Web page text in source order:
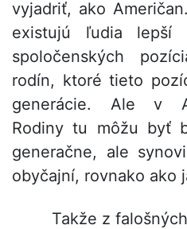
vyjadriť, ako
existujú ľudia
spoločenských
rodín, ktoré tieto
generácie. Ale v
Rodiny tu môžu byť
generačne, ale
obyčajní, rovnako ako
Takže z